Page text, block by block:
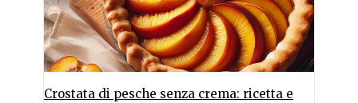
Crostata di pesche senza crema: ricetta e